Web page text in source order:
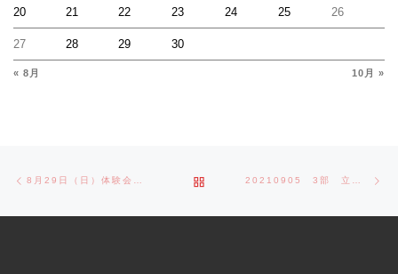
« 8月 10月 »
20 21 22 23 24 25 26
27 28 29 30
Post navigation
8月29日（日）体験会中止のお知らせ BACK TO POST LIST 20210905 3部 立川大会夏・決勝